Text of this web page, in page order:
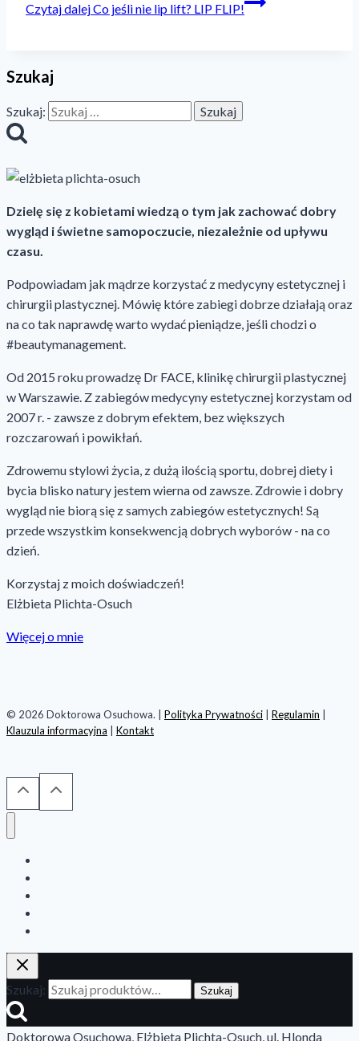
Czytaj dalejCo jeśli nie lip lift? LIP FLIP!
Szukaj
Szukaj:
Dzielę się z kobietami wiedzą o tym jak zachować dobry
wygląd i świetne samopoczucie, niezależnie od upływu
czasu.
Podpowiadam jak mądrze korzystać z medycyny estetycznej i
chirurgii plastycznej. Mówię które zabiegi dobrze działają oraz
na co tak naprawdę warto wydać pieniądze, jeśli chodzi o
#beautymanagement.
Od 2015 roku prowadzę Dr FACE, klinikę chirurgii plastycznej
w Warszawie. Z zabiegów medycyny estetycznej korzystam od
2007 r. - zawsze z dobrym efektem, bez większych
rozczarowań i powikłań.
Zdrowemu stylowi życia, z dużą ilością sportu, dobrej diety i
bycia blisko natury jestem wierna od zawsze. Zdrowie i dobry
wygląd nie biorą się z samych zabiegów estetycznych! Są
przede wszystkim konsekwencją dobrych wyborów - na co
dzień.
Korzystaj z moich doświadczeń!
Elżbieta Plichta-Osuch
Więcej o mnie
© 2026 Doktorowa Osuchowa. | Polityka Prywatności Regulamin
Klauzula informacyjna
Kontakt
Szukaj: Szukaj
Doktorowa Osuchowa, Elżbieta Plichta-Osuch, ul. Hlonda